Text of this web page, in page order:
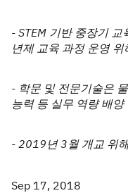
- STEM 기반 중장기
년제 교육 과정 운영
- 학문 및 전문기술은
능력 등 실무 역량 배양
- 2019년 3월 개교 위
Sep 17, 2018